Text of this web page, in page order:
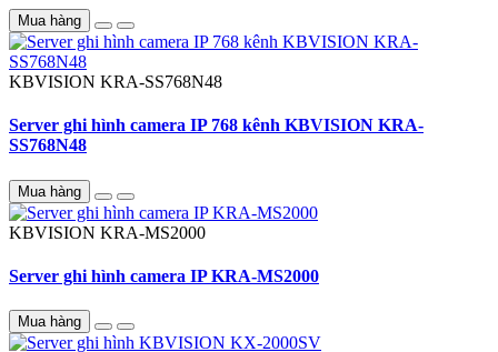
Mua hàng
KBVISION KRA-SS768N48
Server ghi hình camera IP 768 kênh KBVISION KRA-
SS768N48
Mua hàng
KBVISION KRA-MS2000
Server ghi hình camera IP KRA-MS2000
Mua hàng